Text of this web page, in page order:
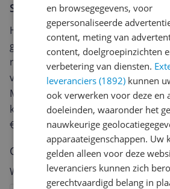
Schrijf een review
Heb jij dit product in bezit en wil je
geven? Start dan hieronder met
review. Afhankelijk van de details
van een review gemiddeld tussen
Met jouw mening help je andere
keuze te maken én maak je iedere
€250,-!
Klik hier voor de
Cijfer
Welk cijfer geef jij dit product?
en browsegegevens, voor
gepersonaliseerde
content, meting van
content, doelgroepinzichten
verbetering van diensten.
leveranciers (1892) kunnen
ook verwerken voor deze en
doeleinden, waaronder het
nauwkeurige
apparaateigenschappen. Uw
gelden alleen voor deze
leveranciers kunnen zich
gerechtvaardigd belang in